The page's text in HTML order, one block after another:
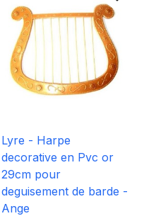
Lyre - Harpe
decorative en Pvc or
29cm pour
deguisement de barde -
Ange